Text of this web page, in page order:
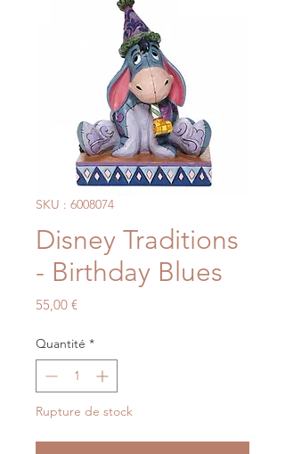
SKU : 6008074
Disney Traditions
- Birthday Blues
55,00 €Prix
Quantité *
Rupture de stock